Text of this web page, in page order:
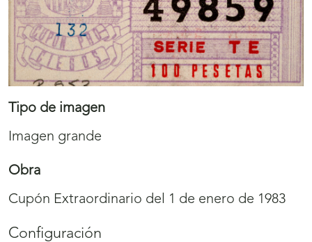
Tipo de imagen
Imagen grande
Obra
Cupón Extraordinario del 1 de enero de 1983
Configuración